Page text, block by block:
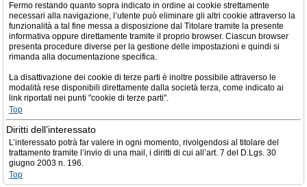
Fermo restando quanto sopra indicato in ordine ai cookie strettamente
necessari alla navigazione, l’utente può eliminare gli altri cookie attraverso la
funzionalità a tal fine messa a disposizione dal Titolare tramite la presente
informativa oppure direttamente tramite il proprio browser. Ciascun browser
presenta procedure diverse per la gestione delle impostazioni e quindi si
rimanda alla documentazione specifica.
La disattivazione dei cookie di terze parti è inoltre possibile attraverso le
modalità rese disponibili direttamente dalla società terza, come indicato ai
link riportati nei punti "cookie di terze parti".
Top
Diritti dell’interessato
L’interessato potrà far valere in ogni momento, rivolgendosi al titolare del
trattamento tramite l’invio di una mail, i diritti di cui all’art. 7 del D.Lgs. 30
giugno 2003 n. 196.
Top